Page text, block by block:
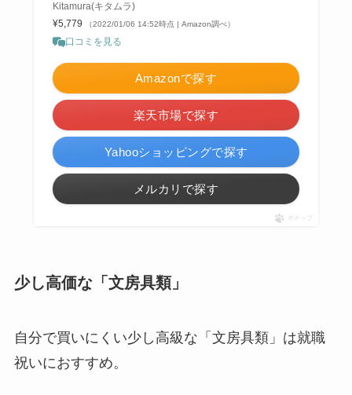
Kitamura(キタムラ)
¥5,779
（2022/01/06 14:52時点 | Amazon調べ）
口コミを見る
Amazonで探す
楽天市場で探す
Yahooショッピングで探す
メルカリで探す
ポチップ
少し高価な「文房具類」
自分で買いにくい少し高級な「文房具類」 は就職
祝いにおすすめ。